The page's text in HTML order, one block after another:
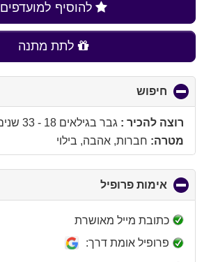
להוסיף למועדפים
לתת מתנה
חיפוש
to
collapseרוצה להכיר : גבר בגילאים 18 - 33 שנים
מטרה: חברות, אהבה, בילוי
אימות פרופיל
to
contents
כתובת מייל מאושרת
פרופיל אומת דרך: